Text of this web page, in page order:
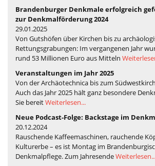
Brandenburger Denkmale erfolgreich
zur Denkmalförderung 2024
29.01.2025
Von Gutshöfen über Kirchen bis zu
Rettungsgrabungen: Im vergangenen Jahr
rund 53 Millionen Euro aus Mitteln
Veranstaltungen im Jahr 2025
Von der Archäotechnica bis zum
Auch das Jahr 2025 hält ganz besondere
Sie bereitWeiterlesen...
Neue Podcast-Folge: Backstage im
20.12.2024
Rauschende Kaffeemaschinen, rauchende
Kulturerbe – es ist Montag im
Denkmalpflege. Zum Jahresende